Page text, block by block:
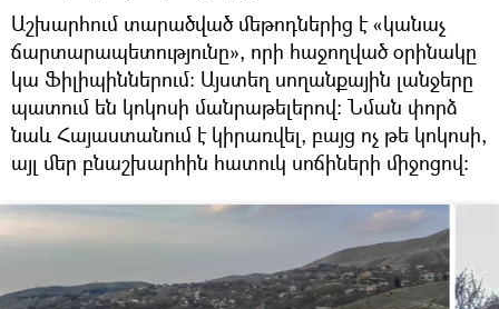
Աշխարհում տարածված մեթոդներից է «կանաչ
ճարտարապետությունը», որի հաջողված օրինակը
կա Ֆիլիպիններում: Այստեղ սողանքային լանջերը
պատում են կոկոսի մանրաթելերով: Նման փորձ
նաև Հայաստանում է կիրառվել, բայց ոչ թե կոկոսի,
այլ մեր բնաշխարհին հատուկ սոճիների միջոցով: